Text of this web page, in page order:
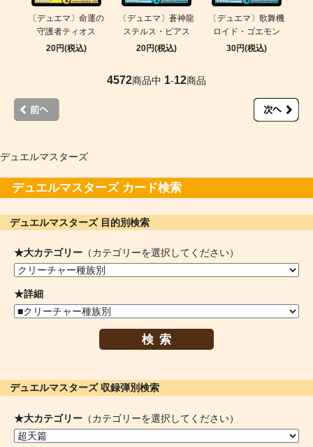
〔デュエマ〕命運の
守護者ティオス
20円(税込)
〔デュエマ〕蒼神龍
ステルス・ビアス
20円(税込)
〔デュエマ〕歌舞機
ロイド・ゴエモン
30円(税込)
4572商品中 1-12商品
デュエルマスターズ
デュエルマスターズ カード検索
デュエルマスターズ 目的別検索
★大カテゴリー （カテゴリーを選択してください）
★詳細
検索
デュエルマスターズ 収録弾別検索
★大カテゴリー （カテゴリーを選択してください）